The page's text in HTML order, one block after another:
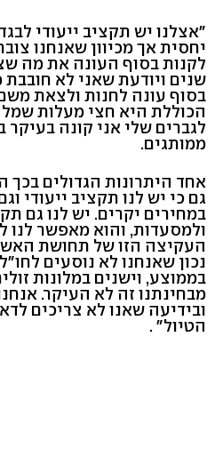
"אצלנו יש תקציב ייעודי
יחסית אך מכיוון שאנחנו
לקנות בסוף העונה את מה
שנים ויודעת שאני לא
בסוף עונה לחנות ולצאת
הכוללת היא חצי מעלות
לגברים שלי אני קונה
ממותגים.
אחד היתרונות הגדולים בכך
גם כי יש לנו תקציב ייעודי
במחירים יקרים. יש לנו גם
ולמסעדות, והוא מאפשר לנו
העקיצה הזו של תחושת
בממוצע, וישנים במלונות
מבחינתנו זה לא העיקר.
ובידיעה שאנו לא צריכים
הטיול" .